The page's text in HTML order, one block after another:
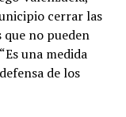
cerrar las
no pueden
una medida
de los